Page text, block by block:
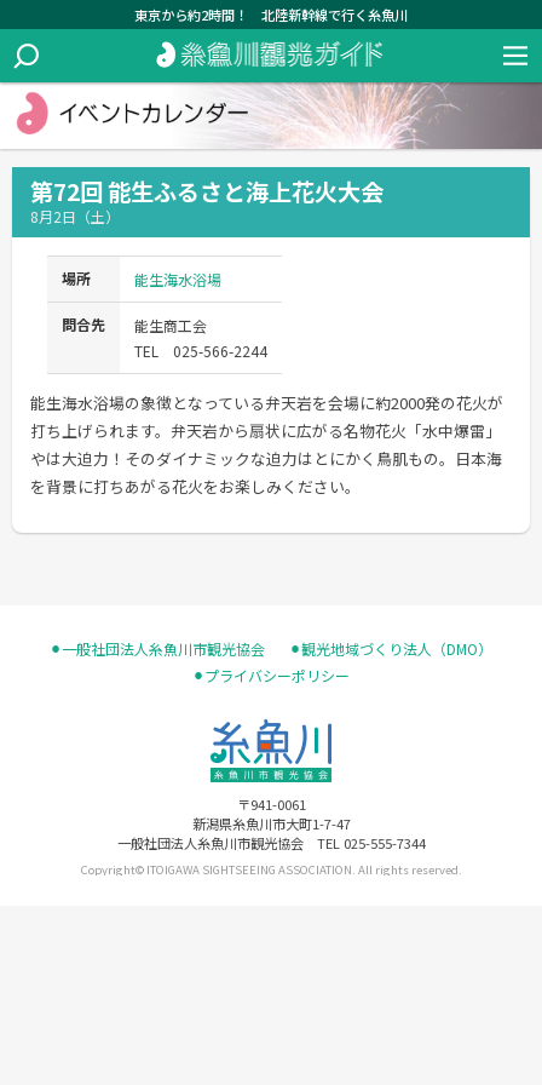
東京から約2時間！ 北陸新幹線で行く糸魚川
第72回 能生ふるさと海上花火大会
8月2日（土）
場所 能生海水浴場
問合先
能生商工会
TEL 025-566-2244
能生海水浴場の象徴となっている弁天岩を会場に約2000発の花火が
打ち上げられます。弁天岩から扇状に広がる名物花火「水中爆雷」
やは大迫力！そのダイナミックな迫力はとにかく鳥肌もの。日本海
を背景に打ちあがる花火をお楽しみください。
⚫︎一般社団法人糸魚川市観光協会
⚫︎観光地域づくり法人（DMO）
⚫︎プライバシーポリシー
〒941-0061
新潟県糸魚川市大町1-7-47
一般社団法人糸魚川市観光協会 TEL 025-555-7344
Copyright© ITOIGAWA SIGHTSEEING ASSOCIATION. All rights reserved.